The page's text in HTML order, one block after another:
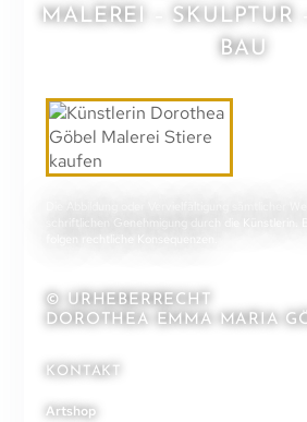
MALEREI – SKULPTUR
BAU
folgen rechtliche Konsequenzen.
© URHEBERRECHT
DOROTHEA EMMA MARIA
KONTAKT
Artshop